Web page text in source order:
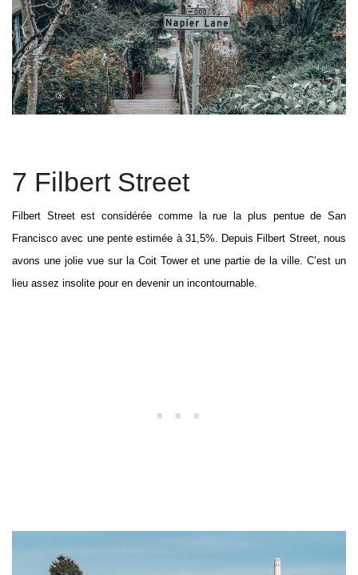
7 Filbert Street
Filbert Street est considérée comme la rue la plus pentue de San
Francisco avec une pente estimée à 31,5%. Depuis Filbert Street, nous
avons une jolie vue sur la Coit Tower et une partie de la ville. C’est un
lieu assez insolite pour en devenir un incontournable.